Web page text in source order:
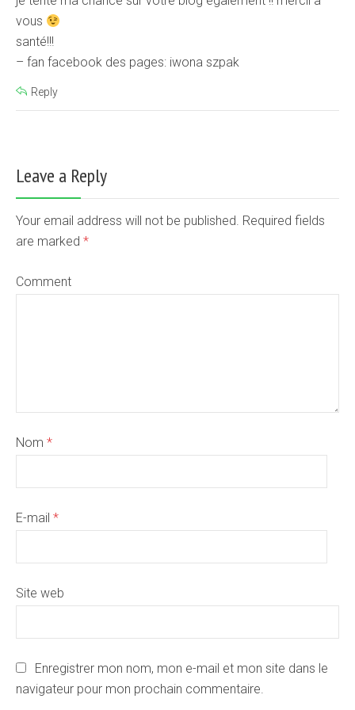
vous
santé!!!
– fan facebook des pages: iwona szpak
Reply
Leave a Reply
Your email address will not be published. Required fields
are marked *
Comment
Nom *
E-mail *
Site web
Enregistrer mon nom, mon e-mail et mon site dans le
navigateur pour mon prochain commentaire.